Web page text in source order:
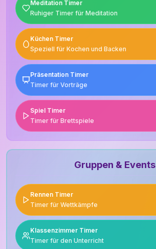
Meditation Timer
Ruhiger Timer für Meditation
Küchen Timer
Speziell für Kochen und Backen
Präsentation Timer
Timer für Vorträge
Spiel Timer
Timer für Brettspiele
Gruppen & Events
Rennen Timer
Timer für Wettkämpfe
Klassenzimmer Timer
Timer für den Unterricht